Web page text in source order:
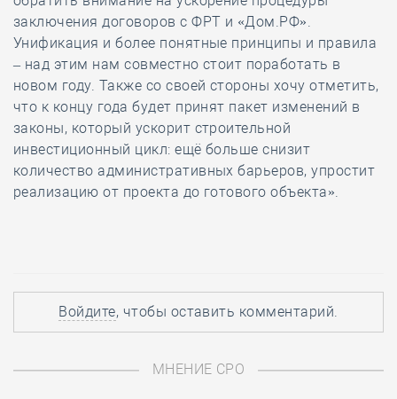
заключения договоров с ФРТ и «Дом.РФ».
Унификация и более понятные принципы и правила
– над этим нам совместно стоит поработать в
новом году. Также со своей стороны хочу отметить,
что к концу года будет принят пакет изменений в
законы, который ускорит строительной
инвестиционный цикл: ещё больше снизит
количество административных барьеров, упростит
реализацию от проекта до готового объекта».
Войдите, чтобы оставить комментарий.
МНЕНИЕ СРО